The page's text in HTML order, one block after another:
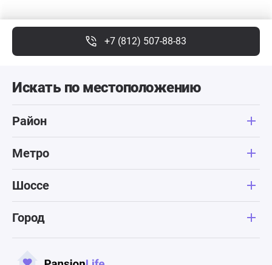
+7 (812) 507-88-83
Искать по местоположению
Район
Метро
Шоссе
Город